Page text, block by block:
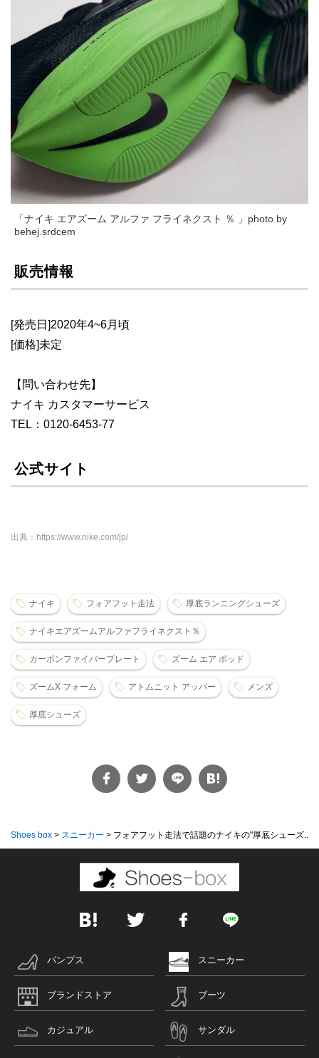
「ナイキ エアズーム アルファ フライネクスト ％ 」photo by
behej.srdcem
販売情報
[発売日]2020年4~6月頃
[価格]未定
【問い合わせ先】
ナイキ カスタマーサービス
TEL：0120-6453-77
公式サイト
出典：https://www.nike.com/jp/
ナイキ フォアフット走法 厚底ランニングシューズ
ナイキエアズームアルファフライネクスト％
カーボンファイバープレート ズーム エア ポッド
ズームX フォーム アトムニット アッパー メンズ
厚底シューズ
Shoes box > スニーカー > フォアフット走法で話題のナイキの"厚底シューズ...
パンプス スニーカー
ブランドストア ブーツ
カジュアル サンダル